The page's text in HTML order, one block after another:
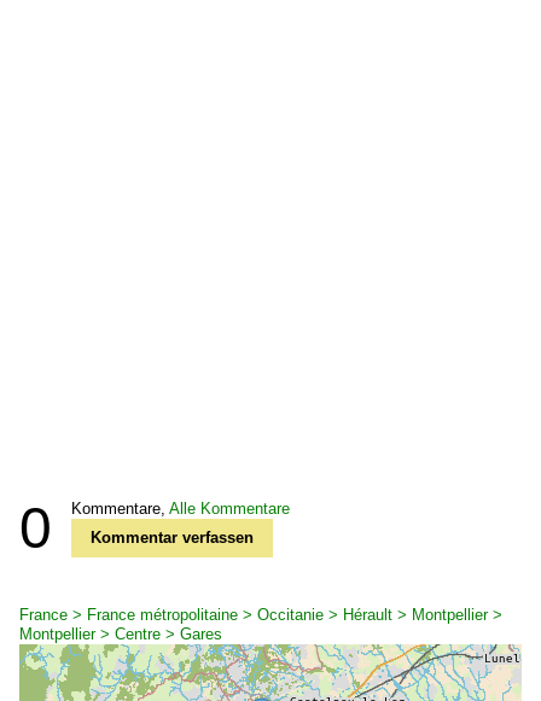
0 Kommentare, Alle Kommentare
Kommentar verfassen
France > France métropolitaine > Occitanie > Hérault > Montpellier >
Montpellier > Centre > Gares